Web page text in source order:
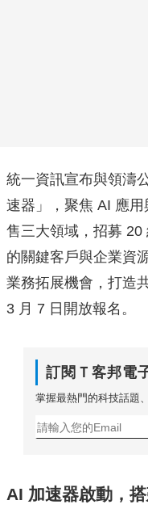
統一資訊宣布與領濤
速器」，聚焦 AI 應
售三大領域，招募
的關鍵客戶與企業資
業務拓展機會，打造
3 月 7 日開放報名。
訂閱Ｔ客邦電
掌握最熱門的科技話題
AI 加速器啟動，